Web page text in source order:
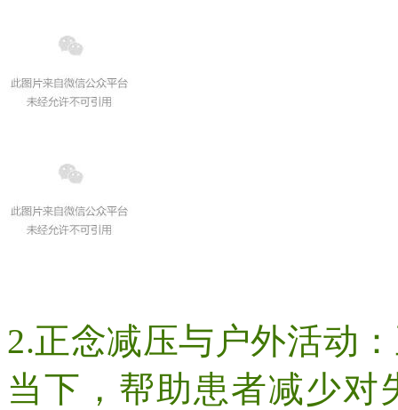
2.正念减压与户外活动
当下，帮助患者减少对